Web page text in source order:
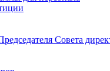
Совета